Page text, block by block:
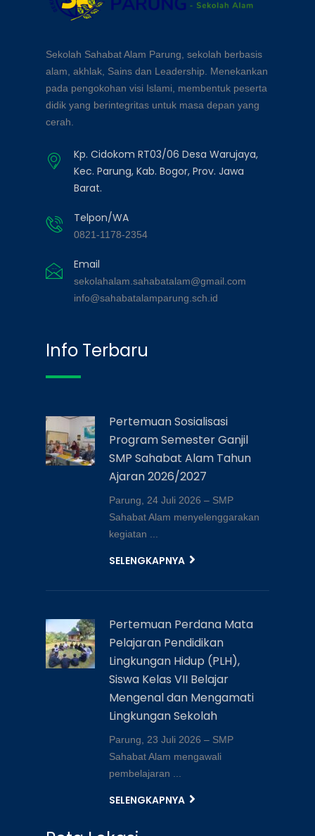
Sekolah Sahabat Alam Parung, sekolah berbasis
alam, akhlak, Sains dan Leadership. Menekankan
pada pengokohan visi Islami, membentuk peserta
didik yang berintegritas untuk masa depan yang
cerah.
Kp. Cidokom RT03/06 Desa Warujaya,
Kec. Parung, Kab. Bogor, Prov. Jawa
Barat.
Telpon/WA
0821-1178-2354
Email
sekolahalam.sahabatalam@gmail.com
info@sahabatalamparung.sch.id
Info Terbaru
Pertemuan Sosialisasi
Program Semester Ganjil
SMP Sahabat Alam Tahun
Ajaran 2026/2027
Parung, 24 Juli 2026 – SMP
Sahabat Alam menyelenggarakan
kegiatan ...
SELENGKAPNYA
Pertemuan Perdana Mata
Pelajaran Pendidikan
Lingkungan Hidup (PLH),
Siswa Kelas VII Belajar
Mengenal dan Mengamati
Lingkungan Sekolah
Parung, 23 Juli 2026 – SMP
Sahabat Alam mengawali
pembelajaran ...
SELENGKAPNYA